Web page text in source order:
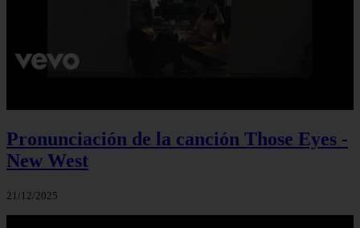
Pronunciación de la canción Those Eyes -
New West
21/12/2025